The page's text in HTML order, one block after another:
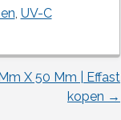
, UV-C
X 50 Mm | Effast
kopen →